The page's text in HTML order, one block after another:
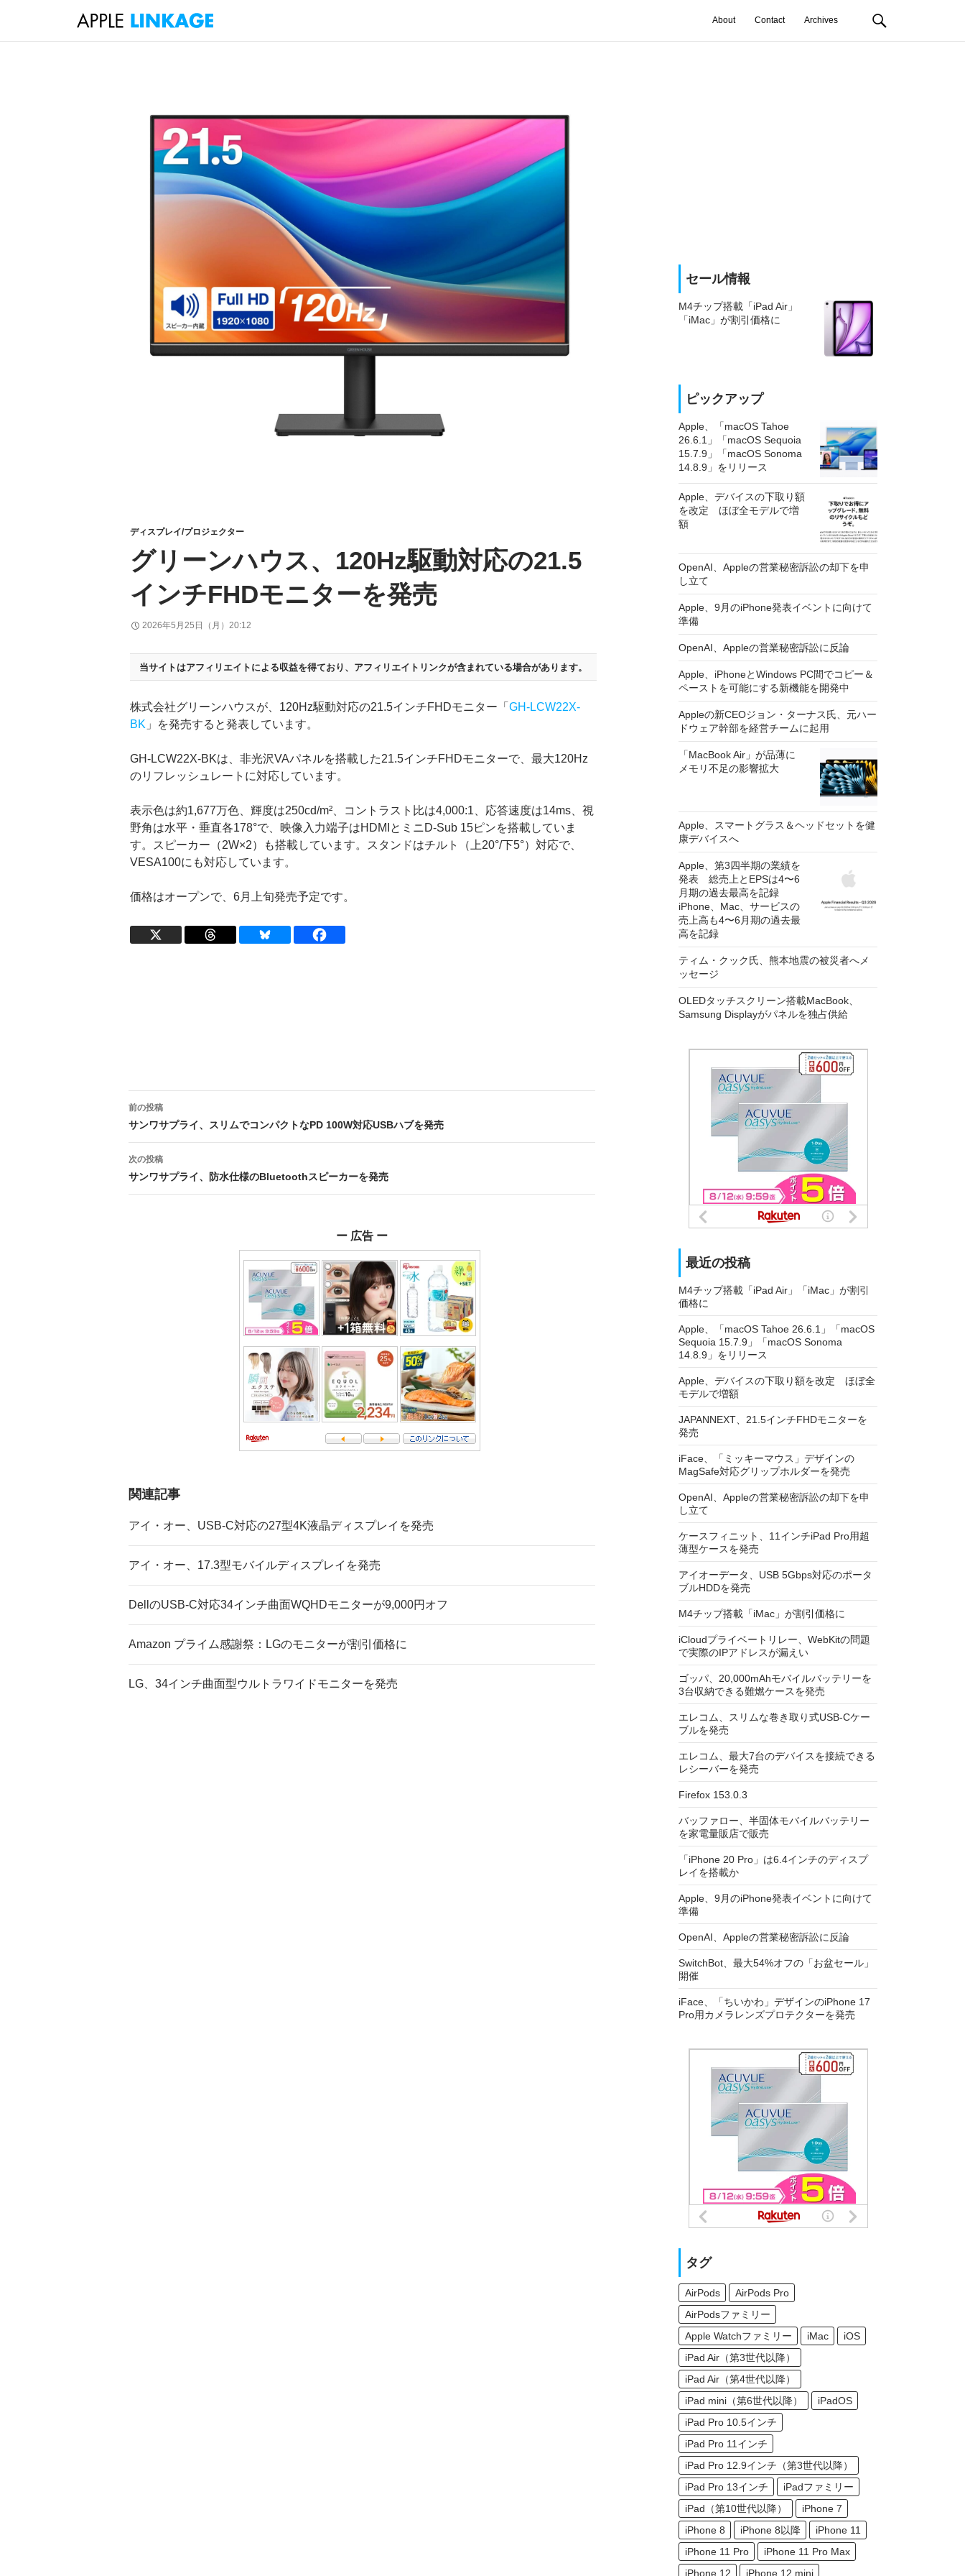
About Contact Archives
ディスプレイ/プロジェクター
グリーンハウス、120Hz駆動対応の21.5
インチFHDモニターを発売
2026年5月25日（月）20:12
当サイトはアフィリエイトによる収益を得ており、 アフィリエイトリンクが含まれている場合があります。
株式会社グリーンハウスが、120Hz駆動対応の21.5インチFHDモニター「GH-LCW22X-
BK 」を発売すると発表しています。
GH-LCW22X-BKは、非光沢VAパネルを搭載した21.5インチFHDモニターで、最大120Hz
のリフレッシュレートに対応しています。
表示色は約1,677万色、輝度は250cd/m²、コントラスト比は4,000:1、応答速度は14ms、視
野角は水平・垂直各178°で、映像入力端子はHDMIとミニD-Sub 15ピンを搭載していま
す。スピーカー（2W×2）も搭載しています。スタンドはチルト（上20°/下5°）対応で、
VESA100にも対応しています。
価格はオープンで、6月上旬発売予定です。
投
稿
ナ
ビ
前の投稿
サンワサプライ、スリムでコンパクトなPD 100W対応USBハブを発売
次の投稿
サンワサプライ、防水仕様のBluetoothスピーカーを発売
ー 広告 ー
関連記事
アイ・オー、USB-C対応の27型4K液晶ディスプレイを発売
アイ・オー、17.3型モバイルディスプレイを発売
DellのUSB-C対応34インチ曲面WQHDモニターが9,000円オフ
Amazon プライム感謝祭：LGのモニターが割引価格に
LG、34インチ曲面型ウルトラワイドモニターを発売
セール情報
M4チップ搭載「iPad Air」
「iMac」が割引価格に
ピックアップ
Apple、「macOS Tahoe
26.6.1」「macOS Sequoia
15.7.9」「macOS Sonoma
14.8.9」をリリース
Apple、デバイスの下取り額
を改定 ほぼ全モデルで増
額
OpenAI、Appleの営業秘密訴訟の却下を申
し立て
Apple、9月のiPhone発表イベントに向けて
準備
OpenAI、Appleの営業秘密訴訟に反論
Apple、iPhoneとWindows PC間でコピー＆
ペーストを可能にする新機能を開発中
Appleの新CEOジョン・ターナス氏、元ハー
ドウェア幹部を経営チームに起用
「MacBook Air」が品薄に
メモリ不足の影響拡大
Apple、スマートグラス＆ヘッドセットを健
康デバイスへ
Apple、第3四半期の業績を
発表 総売上とEPSは4〜6
月期の過去最高を記録
iPhone、Mac、サービスの
売上高も4〜6月期の過去最
高を記録
ティム・クック氏、熊本地震の被災者へメ
ッセージ
OLEDタッチスクリーン搭載MacBook、
Samsung Displayがパネルを独占供給
最近の投稿
M4チップ搭載「iPad Air」「iMac」が割引
価格に
Apple、「macOS Tahoe 26.6.1」「macOS
Sequoia 15.7.9」「macOS Sonoma
14.8.9」をリリース
Apple、デバイスの下取り額を改定 ほぼ全
モデルで増額
JAPANNEXT、21.5インチFHDモニターを
発売
iFace、「ミッキーマウス」デザインの
MagSafe対応グリップホルダーを発売
OpenAI、Appleの営業秘密訴訟の却下を申
し立て
ケースフィニット、11インチiPad Pro用超
薄型ケースを発売
アイオーデータ、USB 5Gbps対応のポータ
ブルHDDを発売
M4チップ搭載「iMac」が割引価格に
iCloudプライベートリレー、WebKitの問題
で実際のIPアドレスが漏えい
ゴッパ、20,000mAhモバイルバッテリーを
3台収納できる難燃ケースを発売
エレコム、スリムな巻き取り式USB-Cケー
ブルを発売
エレコム、最大7台のデバイスを接続できる
レシーバーを発売
Firefox 153.0.3
バッファロー、半固体モバイルバッテリー
を家電量販店で販売
「iPhone 20 Pro」は6.4インチのディスプ
レイを搭載か
Apple、9月のiPhone発表イベントに向けて
準備
OpenAI、Appleの営業秘密訴訟に反論
SwitchBot、最大54%オフの「お盆セール」
開催
iFace、「ちいかわ」デザインのiPhone 17
Pro用カメラレンズプロテクターを発売
タグ
AirPods
AirPods Pro
AirPodsファミリー
Apple Watchファミリー
iMac
iOS
iPad Air（第3世代以降）
iPad Air（第4世代以降）
iPad mini（第6世代以降）
iPadOS
iPad Pro 10.5インチ
iPad Pro 11インチ
iPad Pro 12.9インチ（第3世代以降）
iPad Pro 13インチ
iPadファミリー
iPad（第10世代以降）
iPhone 7
iPhone 8
iPhone 8以降
iPhone 11
iPhone 11 Pro
iPhone 11 Pro Max
iPhone 12
iPhone 12 mini